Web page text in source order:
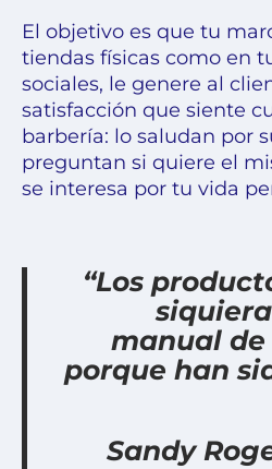
El objetivo es que tu
tiendas físicas como en
sociales, le genere al
satisfacción que siente
barbería: lo saludan por
preguntan si quiere el
se interesa por tu vida
“Los
manual
porque han
Sandy